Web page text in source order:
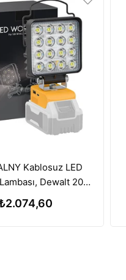
Kablosuz LED
Dewalt 20V
ile Uyumlu, 112W